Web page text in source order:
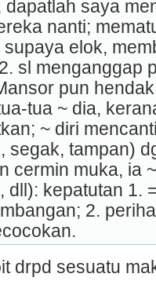
dapatlah saya
nanti;
elok,
sl menganggap
pun
tua ~ dia,
~ diri
segak, tampan)
cermin muka, ia
dll): kepatutan 1.
2.
drpd sesuatu